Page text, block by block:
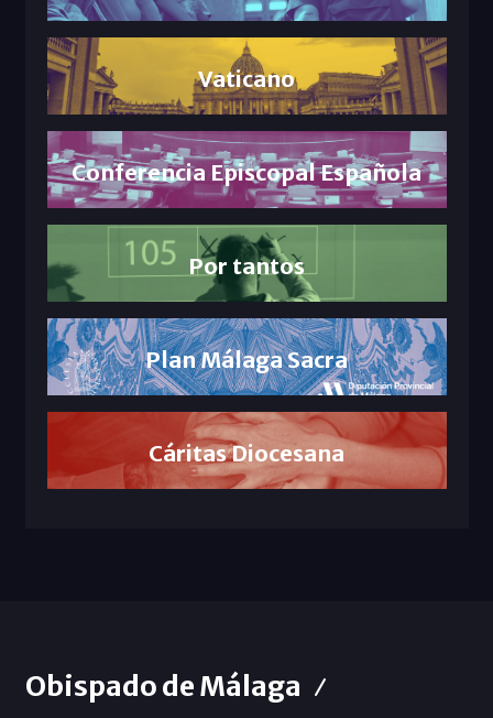
Vaticano
Conferencia Episcopal Española
Por tantos
Plan Málaga Sacra
Cáritas Diocesana
Obispado de Málaga